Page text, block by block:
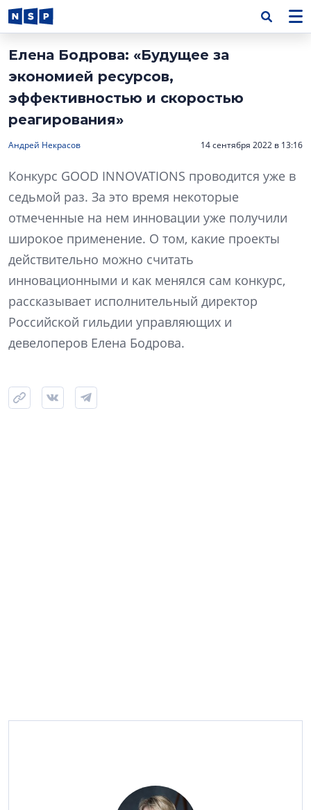
Елена Бодрова: «Будущее за
экономией ресурсов,
эффективностью и скоростью
реагирования»
Андрей Некрасов 14 сентября 2022 в 13:16
Конкурс GOOD INNOVATIONS проводится уже в
седьмой раз. За это время некоторые
отмеченные на нем инновации уже получили
широкое применение. О том, какие проекты
действительно можно считать
инновационными и как менялся сам конкурс,
рассказывает исполнительный директор
Российской гильдии управляющих и
девелоперов Елена Бодрова.
– Конкурс инновационных проектов в недвижимости
проводится с 2015 года. Инициаторами были